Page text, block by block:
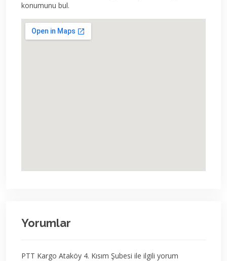
konumunu bul.
Yorumlar
PTT Kargo Ataköy 4. Kısım Şubesi ile ilgili yorum